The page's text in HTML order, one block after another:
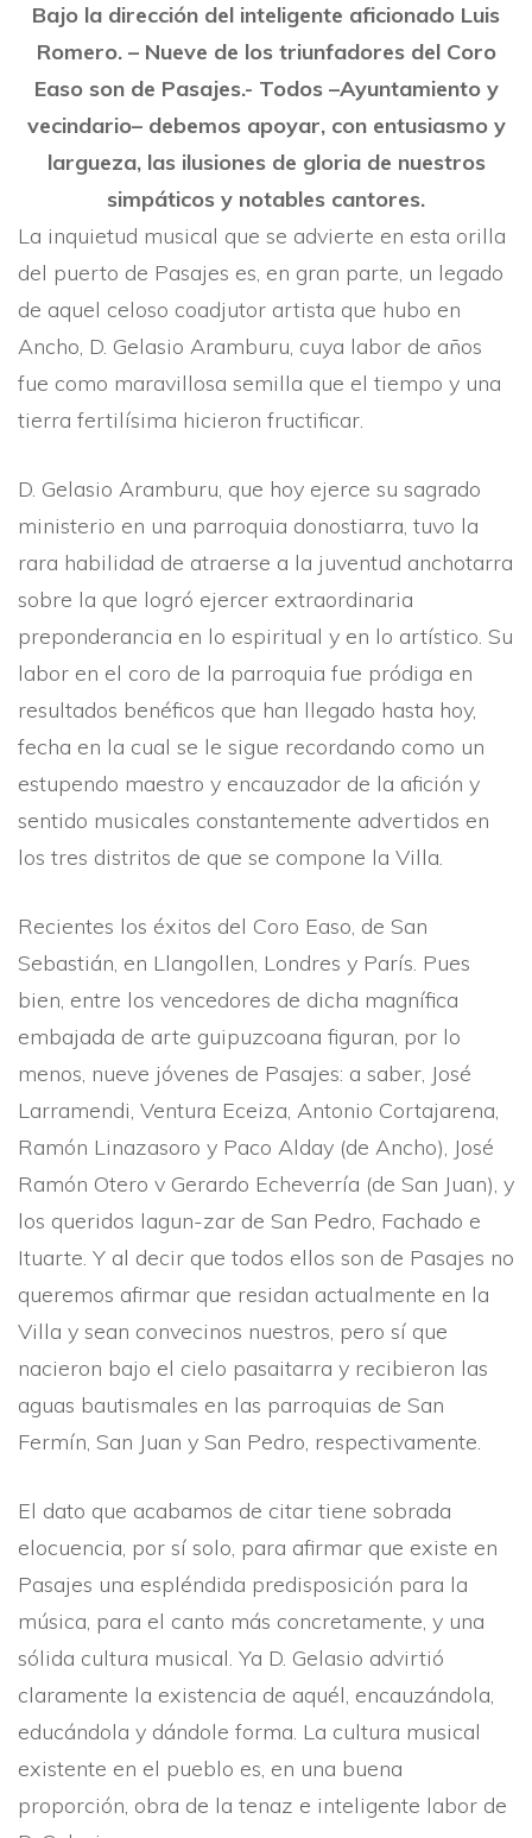
Bajo la dirección del inteligente aficionado Luis
Romero. – Nueve de los triunfadores del Coro
Easo son de Pasajes.- Todos –Ayuntamiento y
vecindario– debemos apoyar, con entusiasmo y
largueza, las ilusiones de gloria de nuestros
simpáticos y notables cantores.
La inquietud musical que se advierte en esta orilla
del puerto de Pasajes es, en gran parte, un legado
de aquel celoso coadjutor artista que hubo en
Ancho, D. Gelasio Aramburu, cuya labor de años
fue como maravillosa semilla que el tiempo y una
tierra fertilí­sima hicieron fructificar.
D. Gelasio Aramburu, que hoy ejerce su sagrado
ministerio en una parroquia donostiarra, tuvo la
rara habilidad de atraerse a la juventud anchotarra
sobre la que logró ejercer extraordinaria
preponderancia en lo espiritual y en lo artí­stico. Su
labor en el coro de la parroquia fue pródiga en
resultados benéficos que han llegado hasta hoy,
fecha en la cual se le sigue recordando como un
estupendo maestro y encauzador de la afición y
sentido musicales constantemente advertidos en
los tres distritos de que se compone la Villa.
Recientes los éxitos del Coro Easo, de San
Sebastián, en Llangollen, Londres y Parí­s. Pues
bien, entre los vencedores de dicha magní­fica
embajada de arte guipuzcoana figuran, por lo
menos, nueve jóvenes de Pasajes: a saber, José
Larramendi, Ventura Eceiza, Antonio Cortajarena,
Ramón Linazasoro y Paco Alday (de Ancho), José
Ramón Otero v Gerardo Echeverrí­a (de San Juan), y
los queridos lagun-zar de San Pedro, Fachado e
Ituarte. Y al decir que todos ellos son de Pasajes no
queremos afirmar que residan actualmente en la
Villa y sean convecinos nuestros, pero sí­ que
nacieron bajo el cielo pasaitarra y recibieron las
aguas bautismales en las parroquias de San
Fermí­n, San Juan y San Pedro, respectivamente.
El dato que acabamos de citar tiene sobrada
elocuencia, por sí­ solo, para afirmar que existe en
Pasajes una espléndida predisposición para la
música, para el canto más concretamente, y una
sólida cultura musical. Ya D. Gelasio advirtió
claramente la existencia de aquél, encauzándola,
educándola y dándole forma. La cultura musical
existente en el pueblo es, en una buena
proporción, obra de la tenaz e inteligente labor de